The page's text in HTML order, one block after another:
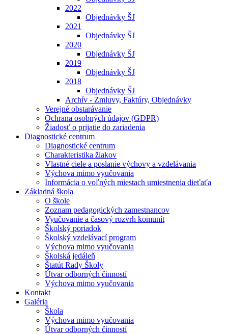
2022
Objednávky ŠJ
2021
Objednávky ŠJ
2020
Objednávky ŠJ
2019
Objednávky ŠJ
2018
Objednávky ŠJ
Archív - Zmluvy, Faktúry, Objednávky
Verejné obstarávanie
Ochrana osobných údajov (GDPR)
Žiadosť o prijatie do zariadenia
Diagnostické centrum
Diagnostické centrum
Charakteristika žiakov
Vlastné ciele a poslanie výchovy a vzdelávania
Výchova mimo vyučovania
Informácia o voľných miestach umiestnenia dieťaťa
Základná škola
O škole
Zoznam pedagogických zamestnancov
Vyučovanie a časový rozvrh komunít
Školský poriadok
Školský vzdelávací program
Výchova mimo vyučovania
Školská jedáleň
Štatút Rady Školy
Útvar odborných činností
Výchova mimo vyučovania
Kontakt
Galéria
Škola
Výchova mimo vyučovania
Útvar odborných činností